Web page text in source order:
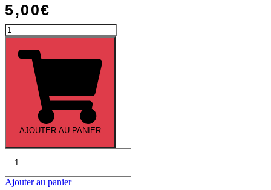
5,00€
quantité
de
Menu
Prestige
AJOUTER AU PANIER
Bûche
poire
Ajouter au panier